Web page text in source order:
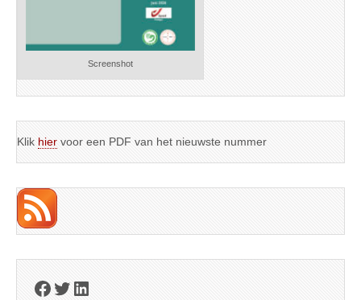
Screenshot
Klik hier voor een PDF van het nieuwste nummer
Facebook
Twitter
LinkedIn